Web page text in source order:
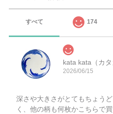
すべて 174
kata kata（カ
2026/06/15
深さや大きさがとてもちょう
く、他の柄も何枚かこちらで